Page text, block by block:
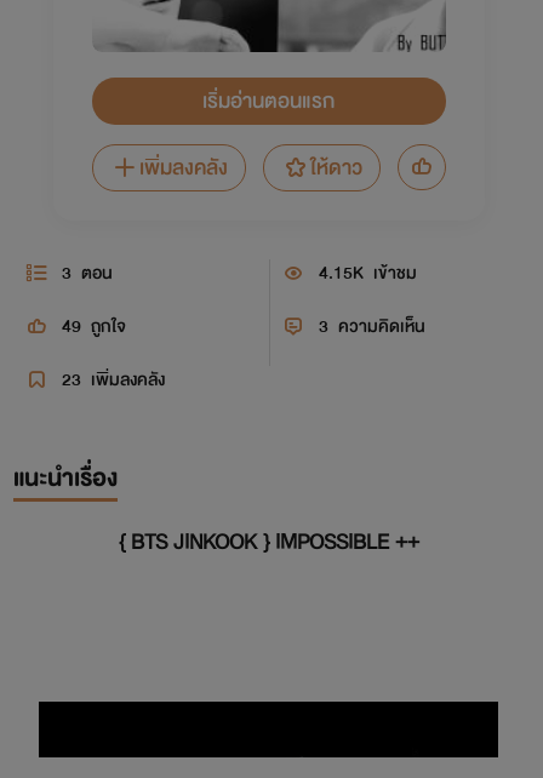
เริ่มอ่านตอนแรก
เพิ่มลงคลัง
ให้ดาว
3 ตอน 4.15K เข้าชม
49 ถูกใจ 3 ความคิดเห็น
23 เพิ่มลงคลัง
แนะนำเรื่อง
{ BTS JINKOOK } IMPOSSIBLE ++